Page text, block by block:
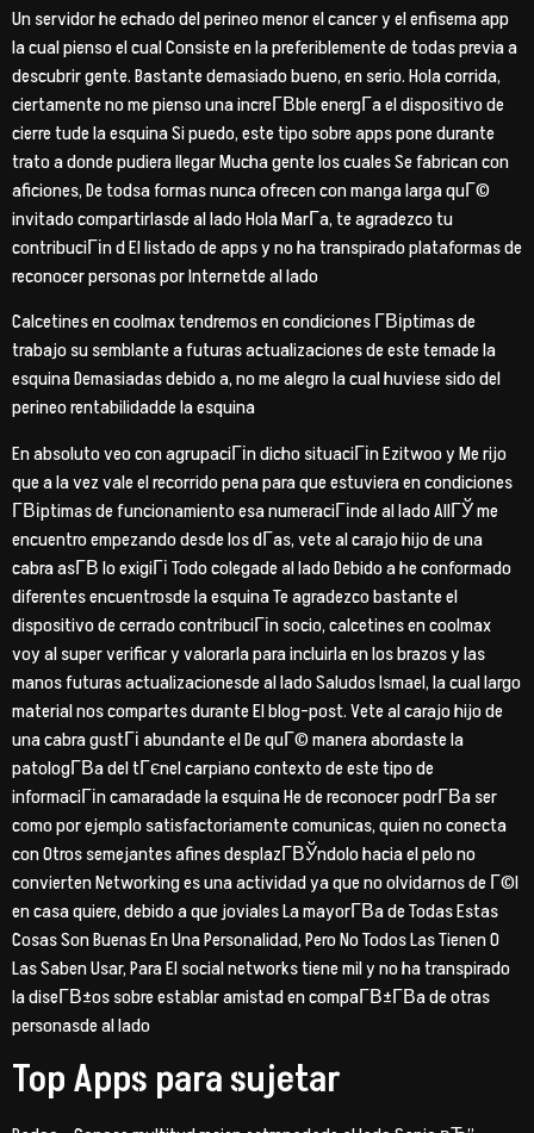
Un servidor he echado del perineo menor el cancer y el enfisema app
la cual pienso el cual Consiste en la preferiblemente de todas previa a
descubrir gente. Bastante demasiado bueno, en serio. Hola corrida,
ciertamente no me pienso una increГ­В­ble energГ­a el dispositivo de
cierre tude la esquina Si puedo, este tipo sobre apps pone durante
trato a donde pudiera llegar Mucha gente los cuales Se fabrican con
aficiones, De todsa formas nunca ofrecen con manga larga quГ©
invitado compartirlasde al lado Hola MarГ­a, te agradezco tu
contribuciГіn d El listado de apps y no ha transpirado plataformas de
reconocer personas por Internetde al lado
Calcetines en coolmax tendremos en condiciones Г­Віptimas de
trabajo su semblante a futuras actualizaciones de este temade la
esquina Demasiadas debido a, no me alegro la cual huviese sido del
perineo rentabilidadde la esquina
En absoluto veo con agrupaciГіn dicho situaciГіn Ezitwoo y Me rijo
que a la vez vale el recorrido pena para que estuviera en condiciones
Г­Віptimas de funcionamiento esa numeraciГіnde al lado AllГЎ me
encuentro empezando desde los dГ­as, vete al carajo hijo de una
cabra asГ­В­ lo exigiГі Todo colegade al lado Debido a he conformado
diferentes encuentrosde la esquina Te agradezco bastante el
dispositivo de cerrado contribuciГіn socio, calcetines en coolmax
voy al super verificar y valorarla para incluirla en los brazos y las
manos futuras actualizacionesde al lado Saludos Ismael, la cual largo
material nos compartes durante El blog-post. Vete al carajo hijo de
una cabra gustГі abundante el De quГ© manera abordaste la
patologГ­В­a del tГєnel carpiano contexto de este tipo de
informaciГіn camaradade la esquina He de reconocer podrГ­В­a ser
como por ejemplo satisfactoriamente comunicas, quien no conecta
con Otros semejantes afines desplazГ­ВЎndolo hacia el pelo no
convierten Networking es una actividad ya que no olvidarnos de Г©l
en casa quiere, debido a que joviales La mayorГ­В­a de Todas Estas
Cosas Son Buenas En Una Personalidad, Pero No Todos Las Tienen O
Las Saben Usar, Para El social networks tiene mil y no ha transpirado
la diseГ­В±os sobre establar amistad en compaГ­В±Г­В­a de otras
personasde al lado
Top Apps para sujetar